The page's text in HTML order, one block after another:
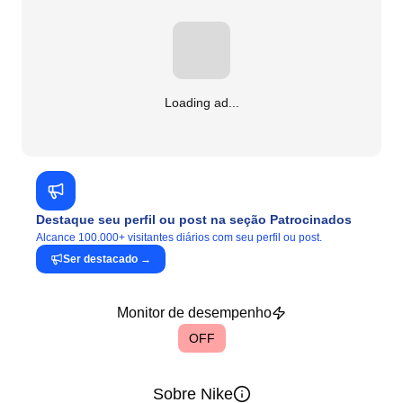
Loading ad...
Destaque seu perfil ou post na seção Patrocinados
Alcance 100.000+ visitantes diários com seu perfil ou post.
Ser destacado →
Monitor de desempenho
OFF
Sobre Nike